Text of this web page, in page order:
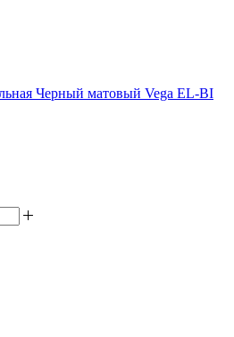
Черный матовый Vega EL-BI